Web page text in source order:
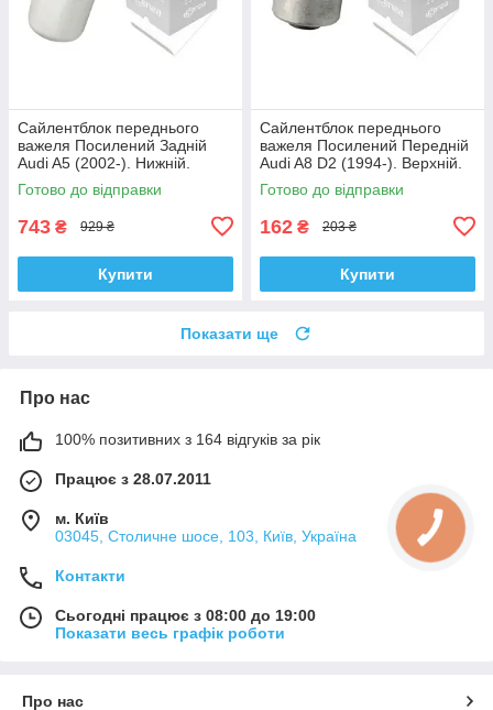
Сайлентблок переднього
важеля Посилений Задній
Audi A5 (2002-). Нижній.
Корея ACSUSS! 4H0407183 ,
TD1247W , VKDS331074
Готово до відправки
743 ₴ 929 ₴
Купити
Сайлентблок переднього
важеля Посилений Передній
Audi A8 D2 (1994-). Верхній.
Корея ACSUSS! 35379 ,
JBU138 , TD1062W
Готово до відправки
162 ₴ 203 ₴
Купити
Показати ще
Про нас
100% позитивних з 164 відгуків за рік
Працює з 28.07.2011
м. Київ
03045, Столичне шосе, 103, Київ, Україна
Контакти
Сьогодні працює з 08:00 до 19:00
Показати весь графік роботи
Про нас